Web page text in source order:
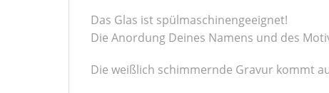
Das Glas ist spülmaschinengeeignet!
Die Anordung Deines Namens und des
Die weißlich schimmernde Gravur kommt